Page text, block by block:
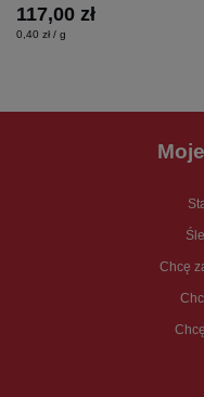
117,00 zł
0,40 zł / g
Chcę